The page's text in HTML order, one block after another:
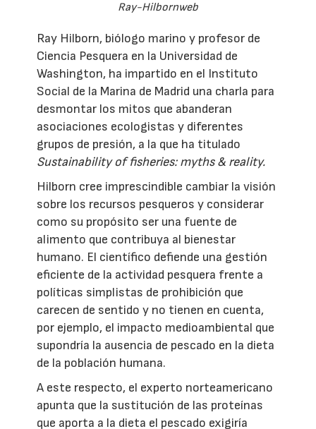
Ray-Hilbornweb
Ray Hilborn, biólogo marino y profesor de
Ciencia Pesquera en la Universidad de
Washington, ha impartido en el Instituto
Social de la Marina de Madrid una charla para
desmontar los mitos que abanderan
asociaciones ecologistas y diferentes
grupos de presión, a la que ha titulado
Sustainability of fisheries: myths & reality.
Hilborn cree imprescindible cambiar la visión
sobre los recursos pesqueros y considerar
como su propósito ser una fuente de
alimento que contribuya al bienestar
humano. El científico defiende una gestión
eficiente de la actividad pesquera frente a
políticas simplistas de prohibición que
carecen de sentido y no tienen en cuenta,
por ejemplo, el impacto medioambiental que
supondría la ausencia de pescado en la dieta
de la población humana.
A este respecto, el experto norteamericano
apunta que la sustitución de las proteínas
que aporta a la dieta el pescado exigiría